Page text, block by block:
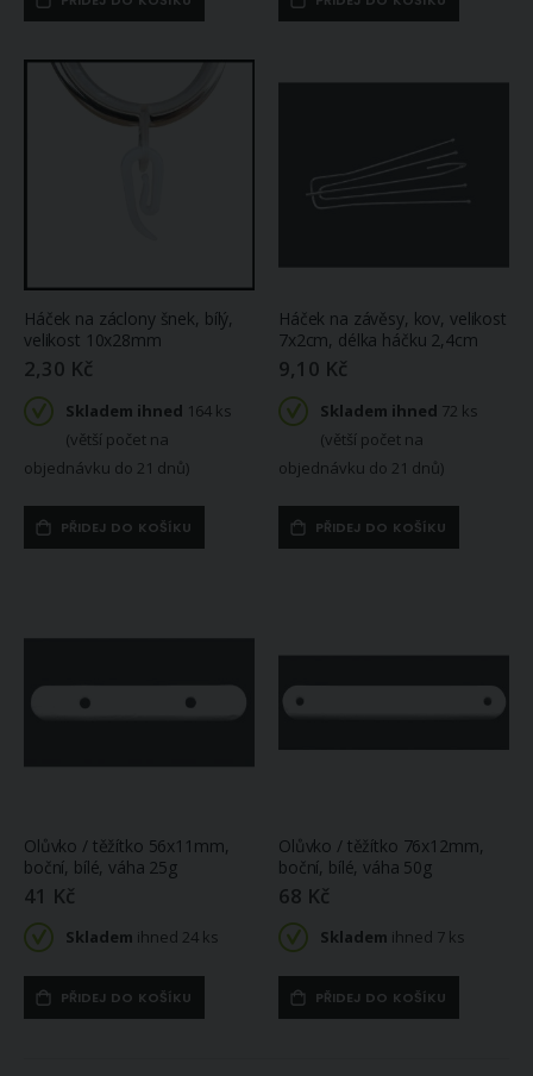
Háček na záclony šnek, bílý,
velikost 10x28mm
2,30 Kč
Skladem ihned 164 ks
(větší počet na
objednávku do 21 dnů)
PŘIDEJ DO KOŠÍKU
Háček na závěsy, kov, velikost
7x2cm, délka háčku 2,4cm
9,10 Kč
Skladem ihned 72 ks
(větší počet na
objednávku do 21 dnů)
PŘIDEJ DO KOŠÍKU
Olůvko / těžítko 56x11mm,
boční, bílé, váha 25g
41 Kč
Skladem ihned 24 ks
PŘIDEJ DO KOŠÍKU
Olůvko / těžítko 76x12mm,
boční, bílé, váha 50g
68 Kč
Skladem ihned 7 ks
PŘIDEJ DO KOŠÍKU